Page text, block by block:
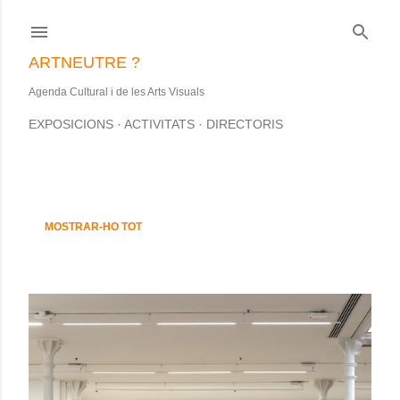
ARTNEUTRE ?
Agenda Cultural i de les Arts Visuals
EXPOSICIONS ACTIVITATS DIRECTORIS
E
t
r
a
d
MOSTRAR-HO TOT